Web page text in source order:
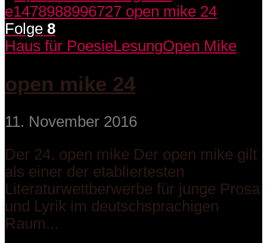
Folge 8
Haus für PoesieLesungOpen Mike
open mike 24
11. November 2016
Der 24. open mike Der open mike gilt
als einer der etabliertesten
Literaturwettberwerbe für junge Prosa
und Lyrik im deutschsprachigen
Raum...